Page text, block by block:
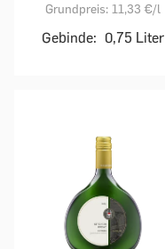
Grundpreis: 11,33 €/l
Gebinde: 0,75 Liter